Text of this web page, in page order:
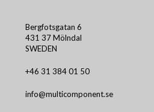
Bergfotsgatan 6
431 37 Mölndal
SWEDEN
+46 31 384 01 50
info@multicomponent.se